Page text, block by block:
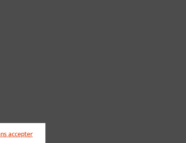
accepter